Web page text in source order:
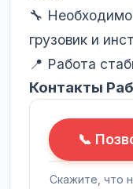
🔧
грузовик и
📍 Работа
Контакты
📞
Скажите, что